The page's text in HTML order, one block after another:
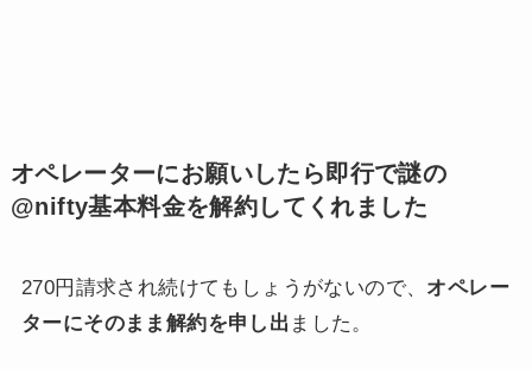
オペレーターにお願いしたら即行で謎の
@nifty基本料金を解約してくれました
270円請求され続けてもしょうがないので、 オペレー
ターにそのまま解約を申し出 ました。